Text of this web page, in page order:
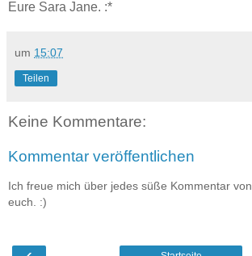
Eure Sara Jane. :*
um 15:07
Teilen
Keine Kommentare:
Kommentar veröffentlichen
Ich freue mich über jedes süße Kommentar von
euch. :)